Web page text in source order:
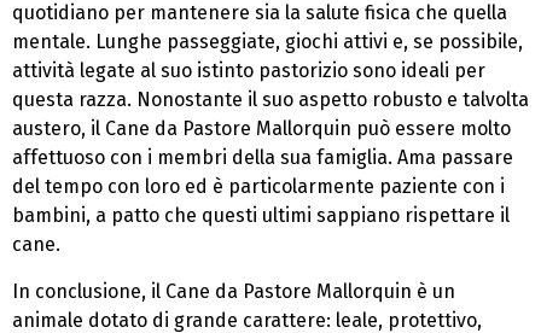
quotidiano per mantenere sia la salute fisica che quella
mentale. Lunghe passeggiate, giochi attivi e, se possibile,
attività legate al suo istinto pastorizio sono ideali per
questa razza. Nonostante il suo aspetto robusto e talvolta
austero, il Cane da Pastore Mallorquin può essere molto
affettuoso con i membri della sua famiglia. Ama passare
del tempo con loro ed è particolarmente paziente con i
bambini, a patto che questi ultimi sappiano rispettare il
cane.
In conclusione, il Cane da Pastore Mallorquin è un
animale dotato di grande carattere: leale, protettivo,